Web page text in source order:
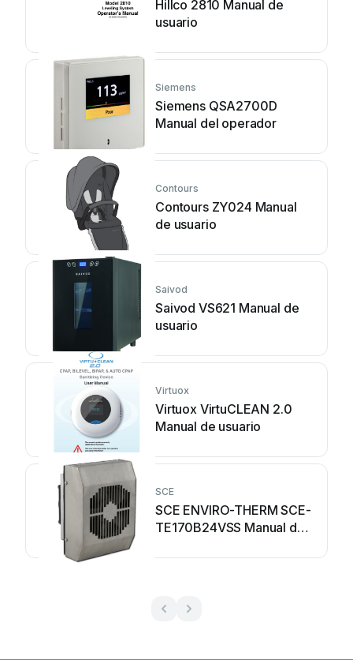
Hillco 2810 Manual de
usuario
Siemens
Siemens QSA2700D
Manual del operador
Contours
Contours ZY024 Manual
de usuario
Saivod
Saivod VS621 Manual de
usuario
Virtuox
Virtuox VirtuCLEAN 2.0
Manual de usuario
SCE
SCE ENVIRO-THERM SCE-
TE170B24VSS Manual de